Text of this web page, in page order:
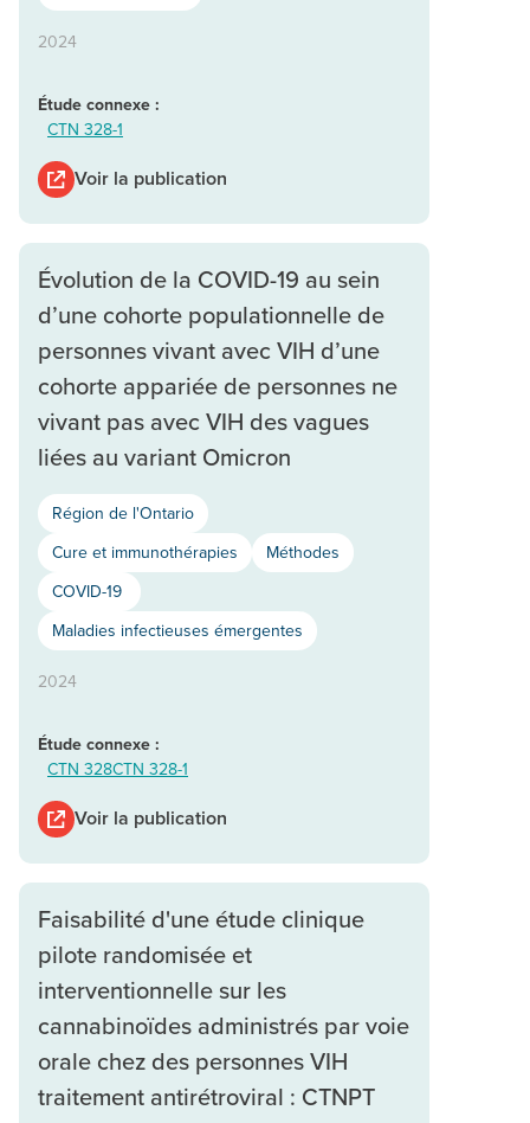
2024
Étude connexe :
CTN 328-1
Voir la publication
Évolution de la COVID-19 au sein
d’une cohorte populationnelle de
personnes vivant avec VIH d’une
cohorte appariée de personnes ne
vivant pas avec VIH des vagues
liées au variant Omicron
Région de l'Ontario
Cure et immunothérapies
Méthodes
COVID-19
Maladies infectieuses émergentes
2024
Étude connexe :
CTN 328CTN 328-1
Voir la publication
Faisabilité d'une étude clinique
pilote randomisée et
interventionnelle sur les
cannabinoïdes administrés par voie
orale chez des personnes VIH
traitement antirétroviral : CTNPT